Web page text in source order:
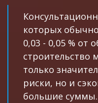
которых
0,03 - 0,05 % от
строительство
только
риски, но и
большие